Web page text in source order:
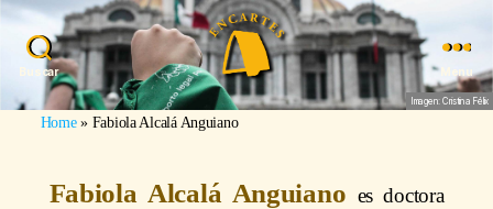
Buscar
Imagen: Cristina Félix
Home» Fabiola Alcalá Anguiano
Fabiola Alcalá Anguiano es doctora